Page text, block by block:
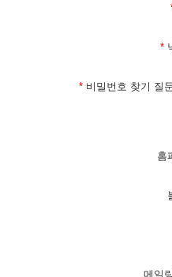
*
* 비밀번호 찾기 질
홈
메일